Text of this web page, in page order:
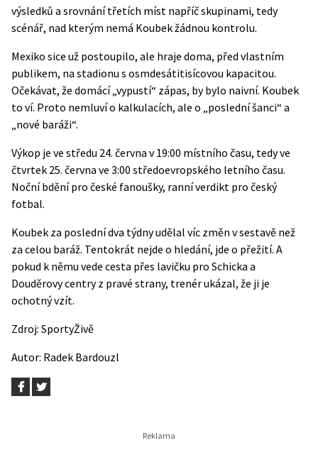
výsledků a srovnání třetích míst napříč skupinami, tedy
scénář, nad kterým nemá Koubek žádnou kontrolu.
Mexiko sice už postoupilo, ale hraje doma, před vlastním
publikem, na stadionu s osmdesátitisícovou kapacitou.
Očekávat, že domácí „vypustí“ zápas, by bylo naivní. Koubek
to ví. Proto nemluví o kalkulacích, ale o „poslední šanci“ a
„nové baráži“.
Výkop je ve středu 24. června v 19:00 místního času, tedy ve
čtvrtek 25. června ve 3:00 středoevropského letního času.
Noční bdění pro české fanoušky, ranní verdikt pro český
fotbal.
Koubek za poslední dva týdny udělal víc změn v sestavě než
za celou baráž. Tentokrát nejde o hledání, jde o přežití. A
pokud k němu vede cesta přes lavičku pro Schicka a
Douděrovy centry z pravé strany, trenér ukázal, že ji je
ochotný vzít.
Zdroj: SportyŽivě
Autor: Radek Bardouzl